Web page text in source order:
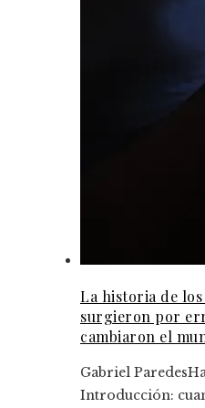
La historia de
surgieron por
cambiaron el
Gabriel Paredes
Introducción: